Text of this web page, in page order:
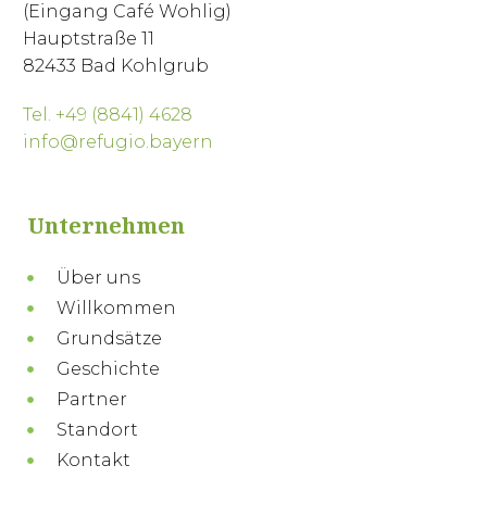
(Eingang Café Wohlig)
Hauptstraße 11
82433 Bad Kohlgrub
Tel. +49 (8841) 4628
info@refugio.bayern
Unternehmen
Über uns
Willkommen
Grundsätze
Geschichte
Partner
Standort
Kontakt